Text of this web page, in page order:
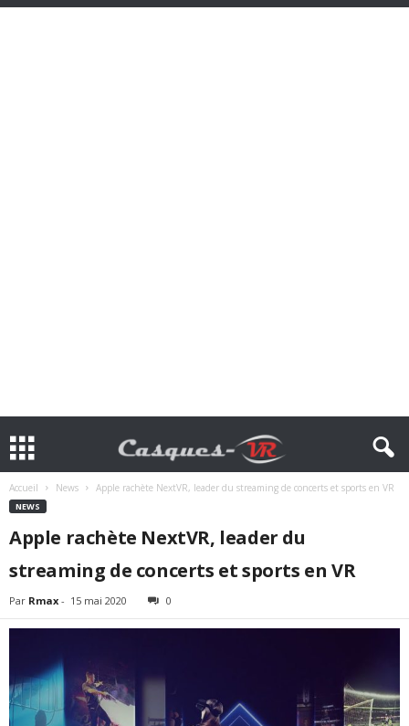
Accueil News Apple rachète NextVR, leader du streaming de concerts et sports en VR
NEWS
Apple rachète NextVR, leader du
streaming de concerts et sports en VR
Par Rmax - 15 mai 2020 0